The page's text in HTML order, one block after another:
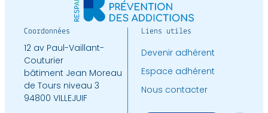
Coordonnées
12 av Paul-Vaillant-
Couturier
bâtiment Jean Moreau
de Tours niveau 3
94800 VILLEJUIF
Liens utiles
Devenir adhérent
Espace adhérent
Nous contacter